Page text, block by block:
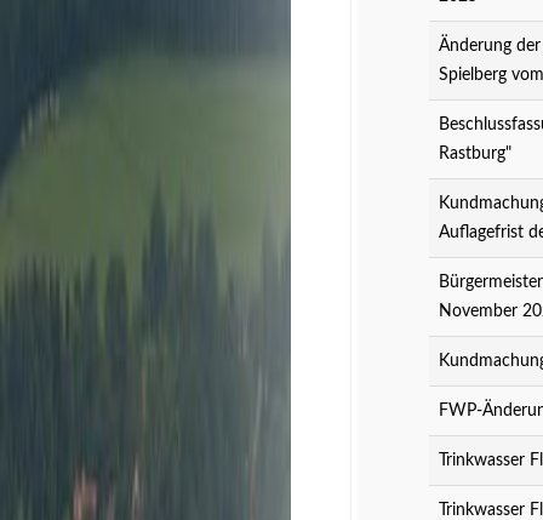
Änderung
Spielberg
Rastburg"
Auflagefrist
November
FWP-
Trinkwasser
Trinkwasser